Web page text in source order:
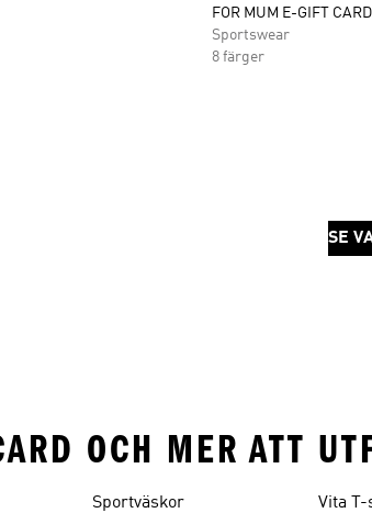
FOR MUM E-GIFT CARD
Sportswear
8 färger
SE
OCH MER ATT
Sportväskor Vita